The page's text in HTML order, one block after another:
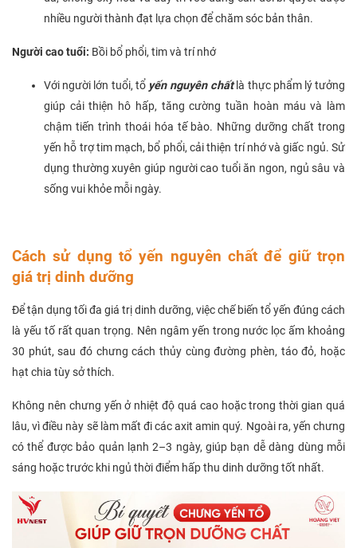
nhiều người thành đạt lựa chọn để chăm sóc bản thân.
Người cao tuổi: Bồi bổ phổi, tim và trí nhớ
Với người lớn tuổi, tổ yến nguyên chấtlà thực phẩm lý tưởng
giúp cải thiện hô hấp, tăng cường tuần hoàn máu và làm
chậm tiến trình thoái hóa tế bào. Những dưỡng chất trong
yến hỗ trợ tim mạch, bổ phổi, cải thiện trí nhớ và giấc ngủ. Sử
dụng thường xuyên giúp người cao tuổi ăn ngon, ngủ sâu và
sống vui khỏe mỗi ngày.
Cách sử dụng tổ yến nguyên chất để giữ trọn
giá trị dinh dưỡng
Để tận dụng tối đa giá trị dinh dưỡng, việc chế biến tổ yến đúng cách
là yếu tố rất quan trọng. Nên ngâm yến trong nước lọc ấm khoảng
30 phút, sau đó chưng cách thủy cùng đường phèn, táo đỏ, hoặc
hạt chia tùy sở thích.
Không nên chưng yến ở nhiệt độ quá cao hoặc trong thời gian quá
lâu, vì điều này sẽ làm mất đi các axit amin quý. Ngoài ra, yến chưng
có thể được bảo quản lạnh 2–3 ngày, giúp bạn dễ dàng dùng mỗi
sáng hoặc trước khi ngủ thời điểm hấp thu dinh dưỡng tốt nhất.